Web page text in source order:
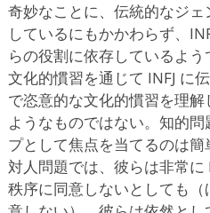
奇妙なことに、伝統的なジ
しているにもかかわらず、
らの役割に依存しているよ
文化的慣習を通じて INFJ に
で恣意的な文化的慣習を理
ようなものではない。知的問
プとして焦点を当てるのは
対人問題では、彼らは非常
秩序に同意しないとしても（